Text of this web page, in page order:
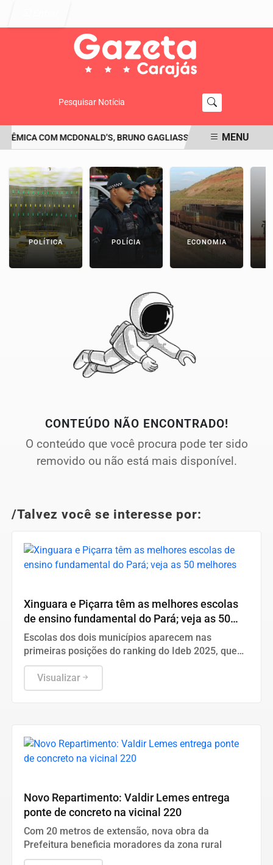
Pesquisar Notícia
COM MCDONALD’S, BRUNO GAGLIASSO PEDE DESCULPAS:
MENU
POLÍTICA POLÍCIA ECONOMIA
CONTEÚDO NÃO ENCONTRADO!
O conteúdo que você procura pode ter sido
removido ou não está mais disponível.
/Talvez você se interesse por:
Xinguara e Piçarra têm as melhores escolas
de ensino fundamental do Pará; veja as 50
melhores
Escolas dos dois municípios aparecem nas
primeiras posições do ranking do Ideb 2025, que
reúne unidades de várias regiões do estado.
Xinguara tem três escolas no Top-30
Visualizar
Novo Repartimento: Valdir Lemes entrega
ponte de concreto na vicinal 220
Com 20 metros de extensão, nova obra da
Prefeitura beneficia moradores da zona rural